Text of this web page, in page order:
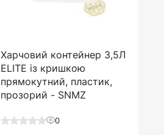
Харчовий контейнер 3,5Л
ELITE із кришкою
прямокутний, пластик,
прозорий - SNMZ
0